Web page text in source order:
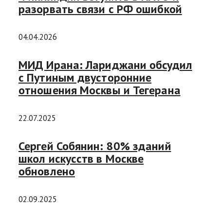
разорвать связи с РФ ошибкой
04.04.2026
МИД Ирана: Лариджани обсудил
с Путиным двусторонние
отношения Москвы и Тегерана
22.07.2025
Сергей Собянин: 80% зданий
школ искусств в Москве
обновлено
02.09.2025